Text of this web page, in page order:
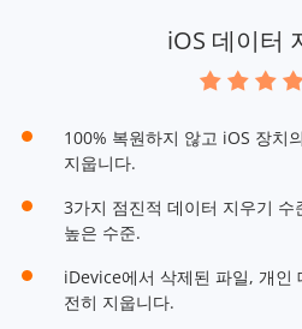
iOS 데이터
100% 복원하지 않고 iOS 장치
지웁니다.
3가지 점진적 데이터 지우기
높은 수준.
iDevice에서 삭제된 파일, 개인
전히 지웁니다.